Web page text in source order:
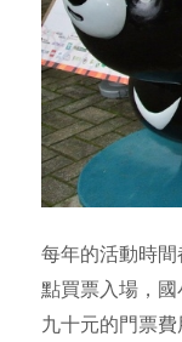
每年的活動時
點買票入場，
九十元的門票費